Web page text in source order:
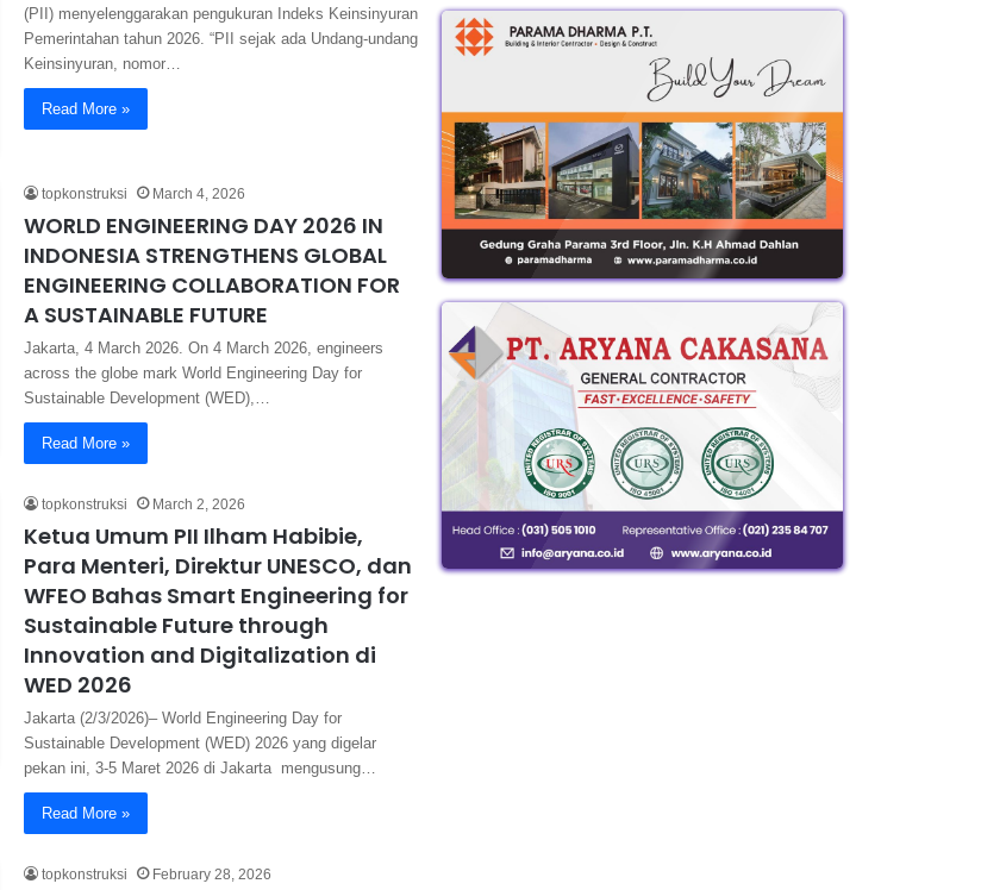
(PII) menyelenggarakan pengukuran Indeks Keinsinyuran
Pemerintahan tahun 2026. “PII sejak ada Undang-undang
Keinsinyuran, nomor…
Read More »
topkonstruksi March 4, 2026
WORLD ENGINEERING DAY 2026 IN
INDONESIA STRENGTHENS GLOBAL
ENGINEERING COLLABORATION FOR
A SUSTAINABLE FUTURE
Jakarta, 4 March 2026. On 4 March 2026, engineers
across the globe mark World Engineering Day for
Sustainable Development (WED),…
Read More »
topkonstruksi March 2, 2026
Ketua Umum PII Ilham Habibie,
Para Menteri, Direktur UNESCO, dan
WFEO Bahas Smart Engineering for
Sustainable Future through
Innovation and Digitalization di
WED 2026
Jakarta (2/3/2026)– World Engineering Day for
Sustainable Development (WED) 2026 yang digelar
pekan ini, 3-5 Maret 2026 di Jakarta mengusung…
Read More »
topkonstruksi February 28, 2026